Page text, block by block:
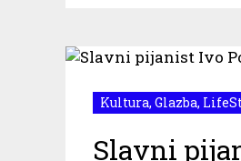
Kultura, Glazba,
Slavni